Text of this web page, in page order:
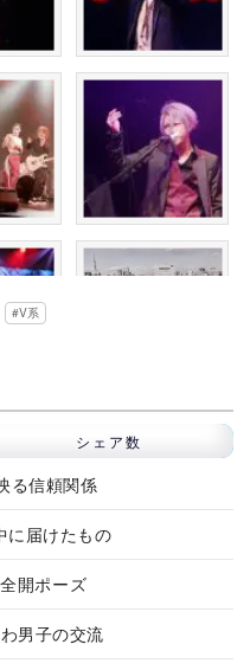
V系
シェア数
る信頼関係
に届けたもの
開ポーズ
男子の交流